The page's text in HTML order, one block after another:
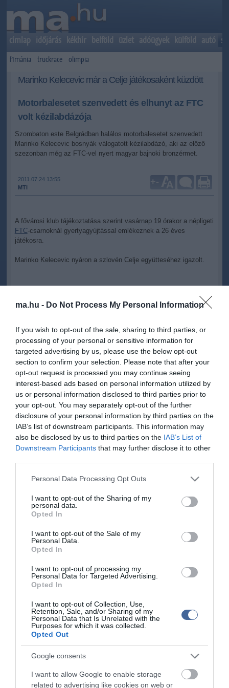
ma.hu - Do Not Process My Personal Information
If you wish to opt-out of the sale, sharing to third parties, or
processing of your personal or sensitive information for
targeted advertising by us, please use the below opt-out
section to confirm your selection. Please note that after your
opt-out request is processed you may continue seeing
interest-based ads based on personal information utilized by
us or personal information disclosed to third parties prior to
your opt-out. You may separately opt-out of the further
disclosure of your personal information by third parties on the
IAB’s list of downstream participants. This information may
also be disclosed by us to third parties on the IAB’s List of
Downstream Participants that may further disclose it to other
Please note that this website/app uses one or more Google
not limited to your visit or usage behaviour. You may click to
grant or deny consent to Google and its third-party tags to
use your data for below specified purposes in below Google
consent section.
Personal Data Processing Opt Outs
I want to opt-out of the Sharing of my
personal data.
Opted In
I want to opt-out of the Sale of my
Personal Data.
Opted In
I want to opt-out of processing my
Personal Data for Targeted Advertising.
Opted In
I want to opt-out of Collection, Use,
Retention, Sale, and/or Sharing of my
Personal Data that Is Unrelated with the
Purposes for which it was collected.
Opted Out
Google consents
I want to allow Google to enable storage
related to advertising like cookies on web or
címlap időjárás kékhír belföld üzlet adóügyek külföld autó
f1mánia truckrace olimpia
Marinko Kelecevic már a Celje játékosaként küzdött
Motorbalesetet szenvedett és elhunyt az FTC
volt kézilabdázója
Szombaton este Belgrádban halálos motorbalesetet szenvedett
Marinko Kelecevic bosnyák válogatott kézilabdázó, aki az előző
szezonban még az FTC-vel nyert magyar bajnoki bronzérmet.
2011.07.24 13:55
MTI
+-
A fővárosi klub tájékoztatása szerint vasárnap 19 órakor a népligeti
FTC-csarnoknál gyertyagyújtással emlékeznek a 26 éves
játékosra.
Marinko Kelecevic nyáron a szlovén Celje együtteséhez igazolt.
Kapcsolódó írások:
Vizes vb: Gyurta Dániel 100 m mellen döntős
Az USA lesz a magyar pólósok ellenfele a negyeddöntőben
Vizes vb: Gercsák Csaba a meglepetésember
Vizes vb: az összes aranyat begyűjtötték a kínai műugrók
K.O.-val nyert Amir Khan: övé az IBF vb-címe
Figyelem! A cikkhez hozzáfűzött hozzászólások nem a ma.hu
network nézeteit tükrözik. A szerkesztőség mindössze a hírek
Kérjük, kulturáltan, mások személyiségi jogainak és jó hírnevének
tiszteletben tartásával kommenteljenek!
ma.hu legfrissebb hírei:
Nagy erőkkel keresik a szomjazó gólyát megmentő
Magyar Péter: átfogó energiafejlesztési tervet fogadott el a
kormány
Kenyában bezzeg minden zöldebb
18:37
Második világháborús német katonai motorkerékpár
bukkant elő a Dunából
A Tisza-frakció kezdeményezte, hogy jövő kedden legyen
az államfőválasztás